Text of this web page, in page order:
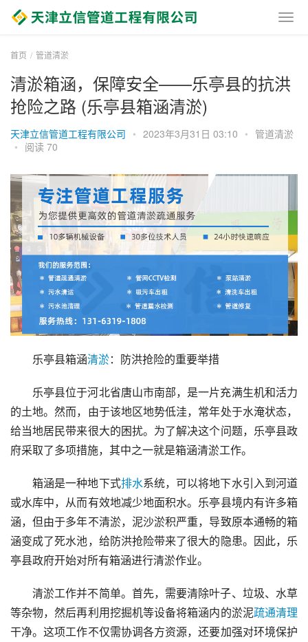
首页 管道清淤
清淤箱涵，保障安全——乐亭县的抗洪
抢险之路 (乐亭县箱涵清淤)
天津立信管道工程有限公司 • 2023年3月31日 03:10 • 管道清淤
• 阅读 70
乐亭县箱涵清淤：防洪抢险的重要举措
乐亭县位于河北省唐山市南部，是一片充满生机和活力
的土地。然而，由于该地区地势低洼，常年处于水淹状态，
给当地居民带来很大的困扰。为了解决这个问题，乐亭县政
府采取了多项措施，其中之一就是箱涵清淤工作。
箱涵是一种地下式排水系统，可以将地下水引入到河道
或水库中，从而有效地减少地面积水。乐亭县境内有许多箱
涵，但由于多年不清淤，泥沙淤积严重，导致原本通畅的箱
涵变成了死水池，给防洪抢险带来了很大的隐患。因此，乐
亭县政府开始对所有箱涵进行清淤作业。
清淤工作并不简单。首先，需要清除叶子、垃圾、水草
等杂物，然后再利用挖掘机等设备将箱涵内的淤泥疏通清理
干净。这项工作不仅需协调各方资源，还要加强对环境保护